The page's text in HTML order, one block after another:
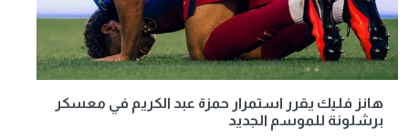
هانز فليك يقرر استمرار حمزة عبد الكريم في معسكر
برشلونة للموسم الجديد